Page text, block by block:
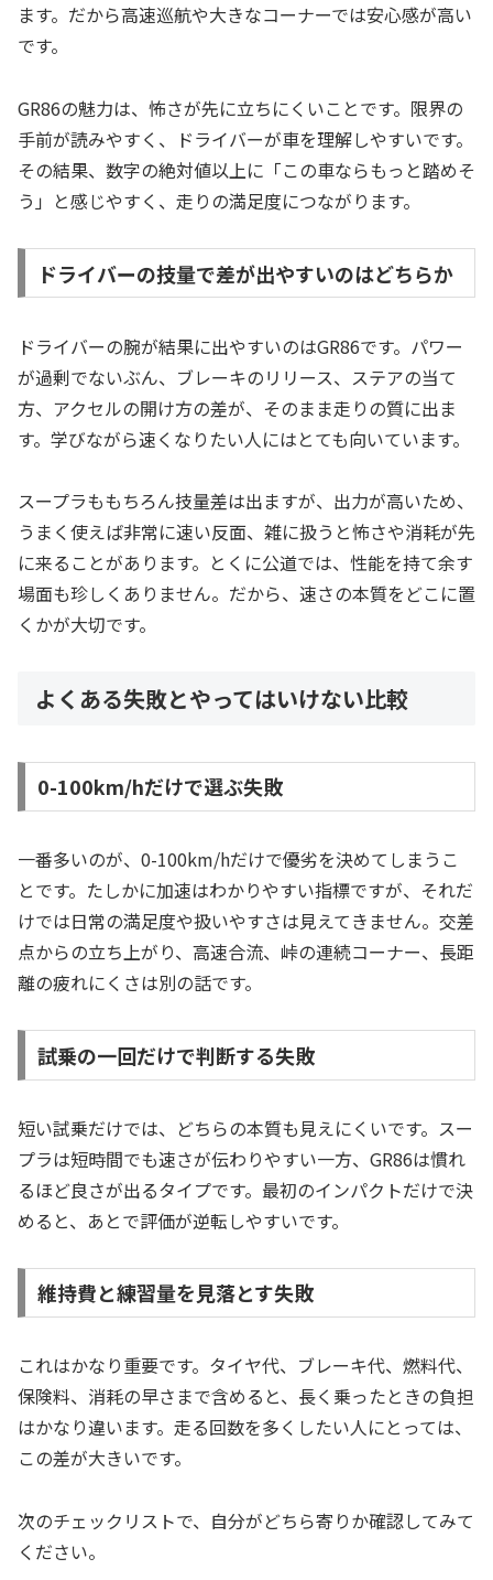
ます。だから高速巡航や大きなコーナーでは安心感が高い
です。
GR86の魅力は、怖さが先に立ちにくいことです。限界の
手前が読みやすく、ドライバーが車を理解しやすいです。
その結果、数字の絶対値以上に「この車ならもっと踏めそ
う」と感じやすく、走りの満足度につながります。
ドライバーの技量で差が出やすいのはどちらか
ドライバーの腕が結果に出やすいのはGR86です。パワー
が過剰でないぶん、ブレーキのリリース、ステアの当て
方、アクセルの開け方の差が、そのまま走りの質に出ま
す。学びながら速くなりたい人にはとても向いています。
スープラももちろん技量差は出ますが、出力が高いため、
うまく使えば非常に速い反面、雑に扱うと怖さや消耗が先
に来ることがあります。とくに公道では、性能を持て余す
場面も珍しくありません。だから、速さの本質をどこに置
くかが大切です。
よくある失敗とやってはいけない比較
0-100km/hだけで選ぶ失敗
一番多いのが、0-100km/hだけで優劣を決めてしまうこ
とです。たしかに加速はわかりやすい指標ですが、それだ
けでは日常の満足度や扱いやすさは見えてきません。交差
点からの立ち上がり、高速合流、峠の連続コーナー、長距
離の疲れにくさは別の話です。
試乗の一回だけで判断する失敗
短い試乗だけでは、どちらの本質も見えにくいです。スー
プラは短時間でも速さが伝わりやすい一方、GR86は慣れ
るほど良さが出るタイプです。最初のインパクトだけで決
めると、あとで評価が逆転しやすいです。
維持費と練習量を見落とす失敗
これはかなり重要です。タイヤ代、ブレーキ代、燃料代、
保険料、消耗の早さまで含めると、長く乗ったときの負担
はかなり違います。走る回数を多くしたい人にとっては、
この差が大きいです。
次のチェックリストで、自分がどちら寄りか確認してみて
ください。